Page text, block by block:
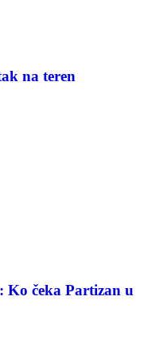
na teren
Ko čeka Partizan u